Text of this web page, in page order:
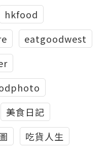
hkfood
eatgoodwest
美食日記
吃貨人生